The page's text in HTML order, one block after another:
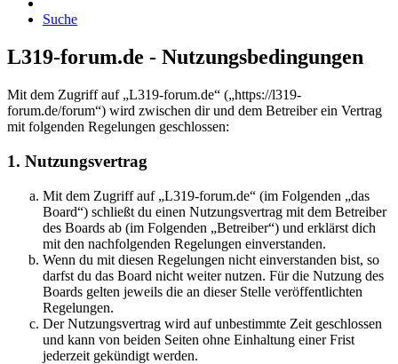
Suche
L319-forum.de - Nutzungsbedingungen
Mit dem Zugriff auf „L319-forum.de“ („https://l319-
forum.de/forum“) wird zwischen dir und dem Betreiber ein Vertrag
mit folgenden Regelungen geschlossen:
1. Nutzungsvertrag
Mit dem Zugriff auf „L319-forum.de“ (im Folgenden „das
Board“) schließt du einen Nutzungsvertrag mit dem Betreiber
des Boards ab (im Folgenden „Betreiber“) und erklärst dich
mit den nachfolgenden Regelungen einverstanden.
Wenn du mit diesen Regelungen nicht einverstanden bist, so
darfst du das Board nicht weiter nutzen. Für die Nutzung des
Boards gelten jeweils die an dieser Stelle veröffentlichten
Regelungen.
Der Nutzungsvertrag wird auf unbestimmte Zeit geschlossen
und kann von beiden Seiten ohne Einhaltung einer Frist
jederzeit gekündigt werden.